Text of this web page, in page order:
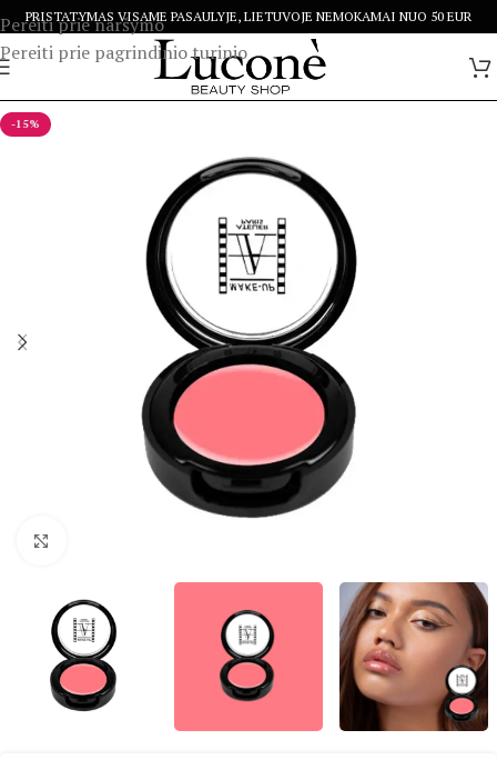
Pereiti prie naršymo
Pereiti prie pagrindinio turinio
PRISTATYMAS VISAME PASAULYJE, LIETUVOJE NEMOKAMAI NUO 50 EUR
-15%